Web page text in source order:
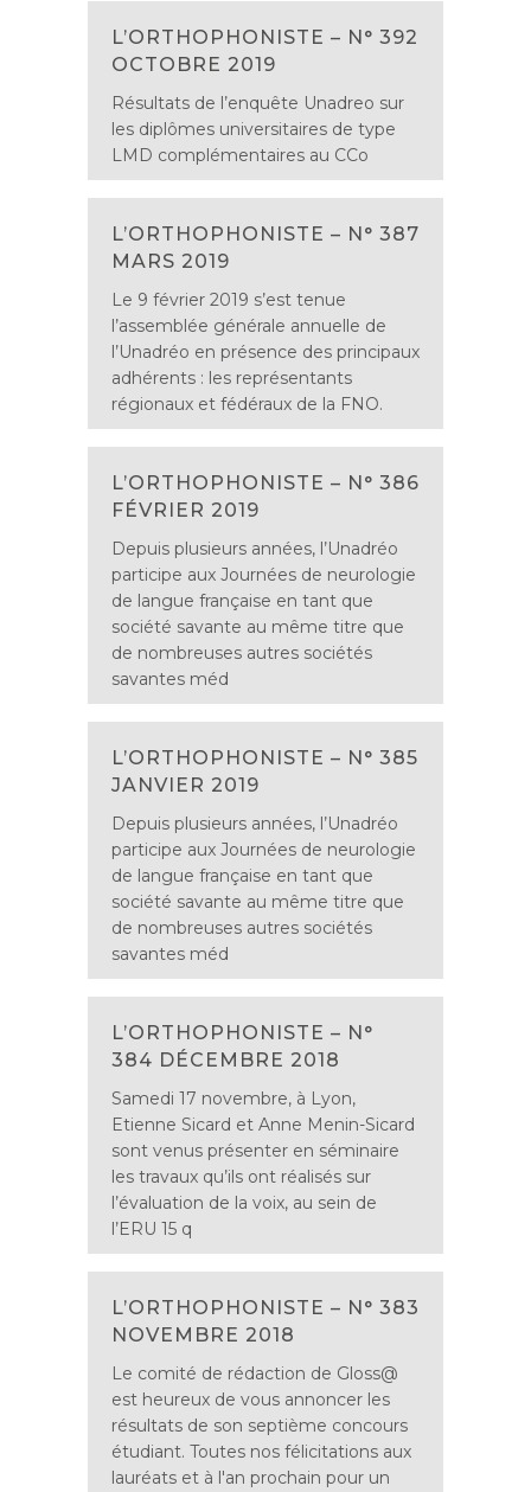
L’ORTHOPHONISTE – N° 392
OCTOBRE 2019
Résultats de l’enquête Unadreo sur
les diplômes universitaires de type
LMD complémentaires au CCo
L’ORTHOPHONISTE – N° 387
MARS 2019
Le 9 février 2019 s’est tenue
l’assemblée générale annuelle de
l’Unadréo en présence des principaux
adhérents : les représentants
régionaux et fédéraux de la FNO.
L’ORTHOPHONISTE – N° 386
FÉVRIER 2019
Depuis plusieurs années, l’Unadréo
participe aux Journées de neurologie
de langue française en tant que
société savante au même titre que
de nombreuses autres sociétés
savantes méd
L’ORTHOPHONISTE – N° 385
JANVIER 2019
Depuis plusieurs années, l’Unadréo
participe aux Journées de neurologie
de langue française en tant que
société savante au même titre que
de nombreuses autres sociétés
savantes méd
L’ORTHOPHONISTE – N°
384 DÉCEMBRE 2018
Samedi 17 novembre, à Lyon,
Etienne Sicard et Anne Menin-Sicard
sont venus présenter en séminaire
les travaux qu’ils ont réalisés sur
l’évaluation de la voix, au sein de
l’ERU 15 q
L’ORTHOPHONISTE – N° 383
NOVEMBRE 2018
Le comité de rédaction de Gloss@
est heureux de vous annoncer les
résultats de son septième concours
étudiant. Toutes nos félicitations aux
lauréats et à l'an prochain pour un